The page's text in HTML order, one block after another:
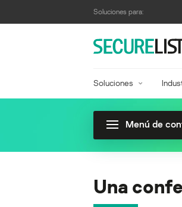
Soluciones para:
Soluciones
Menú de
Una